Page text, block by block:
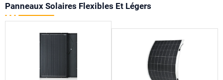
Panneaux Solaires Flexibles Et Légers